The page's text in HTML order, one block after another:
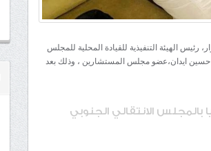
29 فبراير 2024م: قام مجاهد بن عفرار، رئيس الهيئة التنفيذية للقيادة المحلية للمجلس
حسين ايدان،عضو مجلس المستشارين ، وذلك بعد
بالمجلس الانتقالي الجنوبي